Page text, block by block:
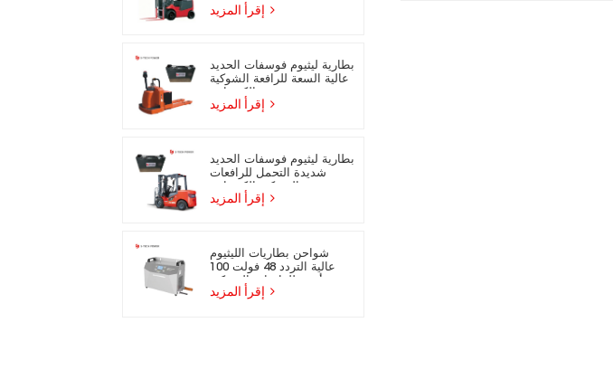
بطارية ليثيوم فوسفات الحديد
عالية السعة للرافعة الشوكية
بطارية ليثيوم فوسفات الحديد
شديدة التحمل للرافعات
شواحن بطاريات الليثيوم
عالية التردد 48 فولت 100
أمبير للرافعات الشوكية